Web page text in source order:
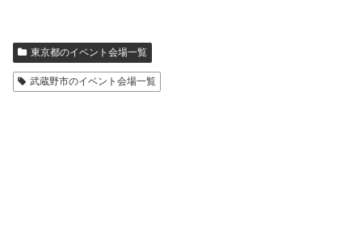
東京都のイベント会場一覧
武蔵野市のイベント会場一覧